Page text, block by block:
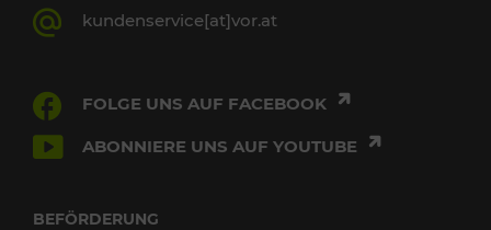
kundenservice[at]vor.at
FOLGE UNS AUF FACEBOOK
ABONNIERE UNS AUF YOUTUBE
BEFÖRDERUNG